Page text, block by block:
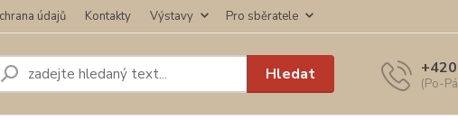
údajů Kontakty Výstavy Pro sběratele
Hledat (Po-